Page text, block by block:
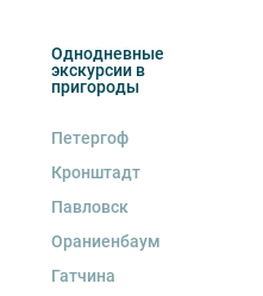
Однодневные
экскурсии в
пригороды
Петергоф
Кронштадт
Павловск
Ораниенбаум
Гатчина